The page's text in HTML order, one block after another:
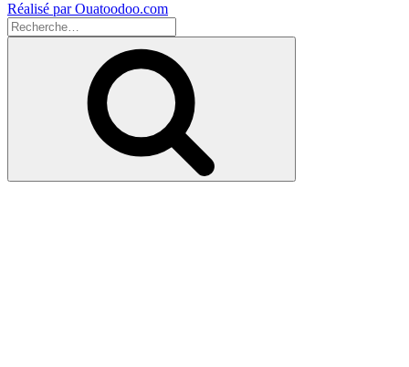
Réalisé par Ouatoodoo.com
Recherche
pour